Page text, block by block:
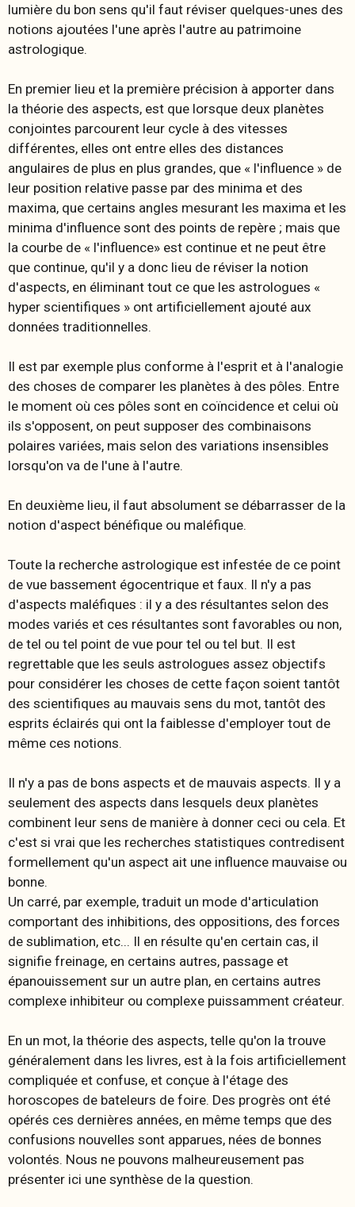
lumière du bon sens qu'il faut réviser quelques-unes des
notions ajoutées l'une après l'autre au patrimoine
astrologique.
En premier lieu et la première précision à apporter dans
la théorie des aspects, est que lorsque deux planètes
conjointes parcourent leur cycle à des vitesses
différentes, elles ont entre elles des distances
angulaires de plus en plus grandes, que « l'influence » de
leur position relative passe par des minima et des
maxima, que certains angles mesurant les maxima et les
minima d'influence sont des points de repère ; mais que
la courbe de « l'influence» est continue et ne peut être
que continue, qu'il y a donc lieu de réviser la notion
d'aspects, en éliminant tout ce que les astrologues «
hyper scientifiques » ont artificiellement ajouté aux
données traditionnelles.
Il est par exemple plus conforme à l'esprit et à l'analogie
des choses de comparer les planètes à des pôles. Entre
le moment où ces pôles sont en coïncidence et celui où
ils s'opposent, on peut supposer des combinaisons
polaires variées, mais selon des variations insensibles
lorsqu'on va de l'une à l'autre.
En deuxième lieu, il faut absolument se débarrasser de la
notion d'aspect bénéfique ou maléfique.
Toute la recherche astrologique est infestée de ce point
de vue bassement égocentrique et faux. Il n'y a pas
d'aspects maléfiques : il y a des résultantes selon des
modes variés et ces résultantes sont favorables ou non,
de tel ou tel point de vue pour tel ou tel but. Il est
regrettable que les seuls astrologues assez objectifs
pour considérer les choses de cette façon soient tantôt
des scientifiques au mauvais sens du mot, tantôt des
esprits éclairés qui ont la faiblesse d'employer tout de
même ces notions.
Il n'y a pas de bons aspects et de mauvais aspects. Il y a
seulement des aspects dans lesquels deux planètes
combinent leur sens de manière à donner ceci ou cela. Et
c'est si vrai que les recherches statistiques contredisent
formellement qu'un aspect ait une influence mauvaise ou
bonne.
Un carré, par exemple, traduit un mode d'articulation
comportant des inhibitions, des oppositions, des forces
de sublimation, etc... Il en résulte qu'en certain cas, il
signifie freinage, en certains autres, passage et
épanouissement sur un autre plan, en certains autres
complexe inhibiteur ou complexe puissamment créateur.
En un mot, la théorie des aspects, telle qu'on la trouve
généralement dans les livres, est à la fois artificiellement
compliquée et confuse, et conçue à l'étage des
horoscopes de bateleurs de foire. Des progrès ont été
opérés ces dernières années, en même temps que des
confusions nouvelles sont apparues, nées de bonnes
volontés. Nous ne pouvons malheureusement pas
présenter ici une synthèse de la question.